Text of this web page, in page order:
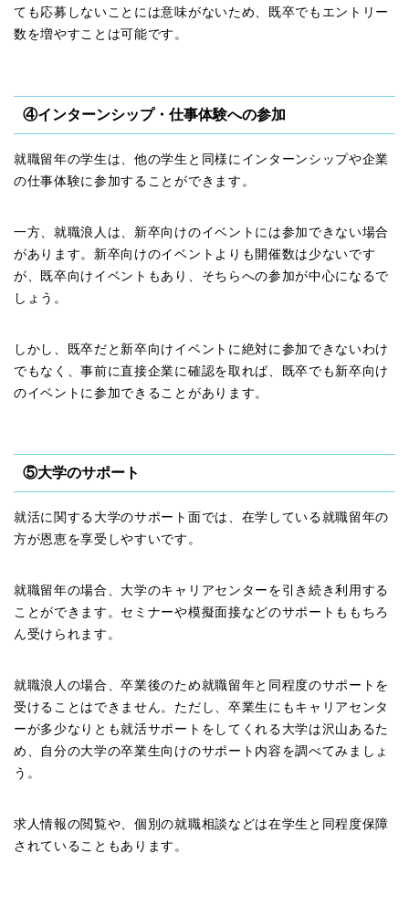
ても応募しないことには意味がないため、既卒でもエントリー
数を増やすことは可能です。
④インターンシップ・仕事体験への参加
就職留年の学生は、他の学生と同様にインターンシップや企業
の仕事体験に参加することができます。
一方、就職浪人は、新卒向けのイベントには参加できない場合
があります。新卒向けのイベントよりも開催数は少ないです
が、既卒向けイベントもあり、そちらへの参加が中心になるで
しょう。
しかし、既卒だと新卒向けイベントに絶対に参加できないわけ
でもなく、事前に直接企業に確認を取れば、既卒でも新卒向け
のイベントに参加できることがあります。
⑤大学のサポート
就活に関する大学のサポート面では、在学している就職留年の
方が恩恵を享受しやすいです。
​​就職留年の場合、大学のキャリアセンターを引き続き利用する
ことができます。セミナーや模擬面接などのサポートももちろ
ん受けられます。
就職浪人の場合、卒業後のため就職留年と同程度のサポートを
受けることはできません。ただし、卒業生にもキャリアセンタ
ーが多少なりとも就活サポートをしてくれる大学は沢山あるた
め、自分の大学の卒業生向けのサポート内容を調べてみましょ
う。
求人情報の閲覧や、個別の就職相談などは在学生と同程度保障
されていることもあります。